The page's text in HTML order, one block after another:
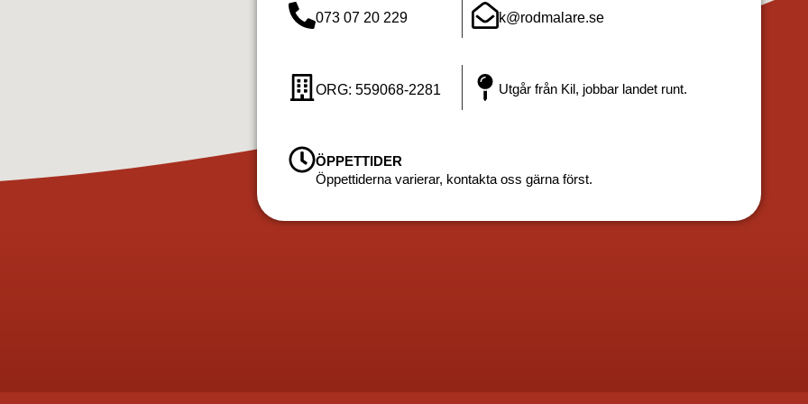
073 07 20 229 k@rodmalare.se
ORG: 559068-2281 Utgår från Kil, jobbar landet runt.
ÖPPETTIDER
Öppettiderna varierar, kontakta oss gärna först.